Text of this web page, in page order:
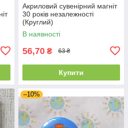
Акриловий сувенірний магніт
30 років незалежності
(Круглий)
В наявності
56,70 ₴ 63 ₴
Купити
–10%